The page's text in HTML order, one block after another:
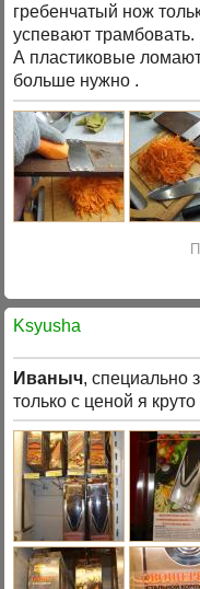
гребенчатый нож
успевают трамбовать.
А пластиковые
больше нужно .
Ksyusha
Иваныч, специально
только с ценой я